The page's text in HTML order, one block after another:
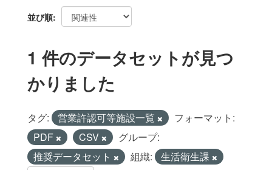
並び順
1 件のデータセットが見つ
かりました
タグ: 営業許認可等施設一覧
フォーマット:
PDF
CSV
グループ:
推奨データセット
組織: 生活衛生課